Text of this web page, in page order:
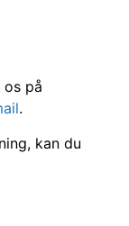
på
.
kan du